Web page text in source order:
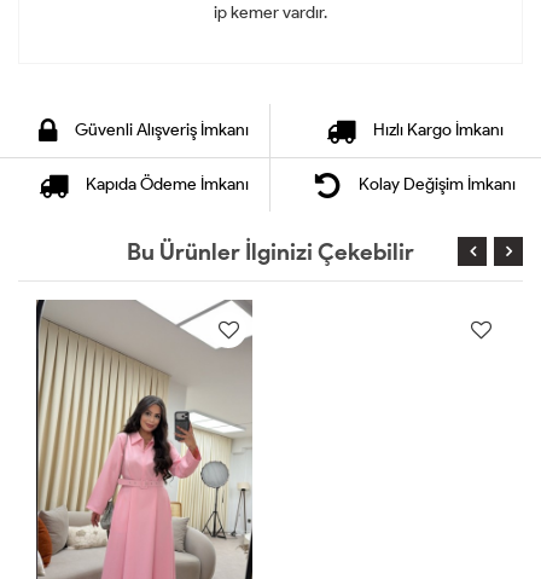
ip kemer vardır.
Güvenli Alışveriş İmkanı Hızlı Kargo İmkanı
Kapıda Ödeme İmkanı Kolay Değişim İmkanı
Bu Ürünler İlginizi Çekebilir